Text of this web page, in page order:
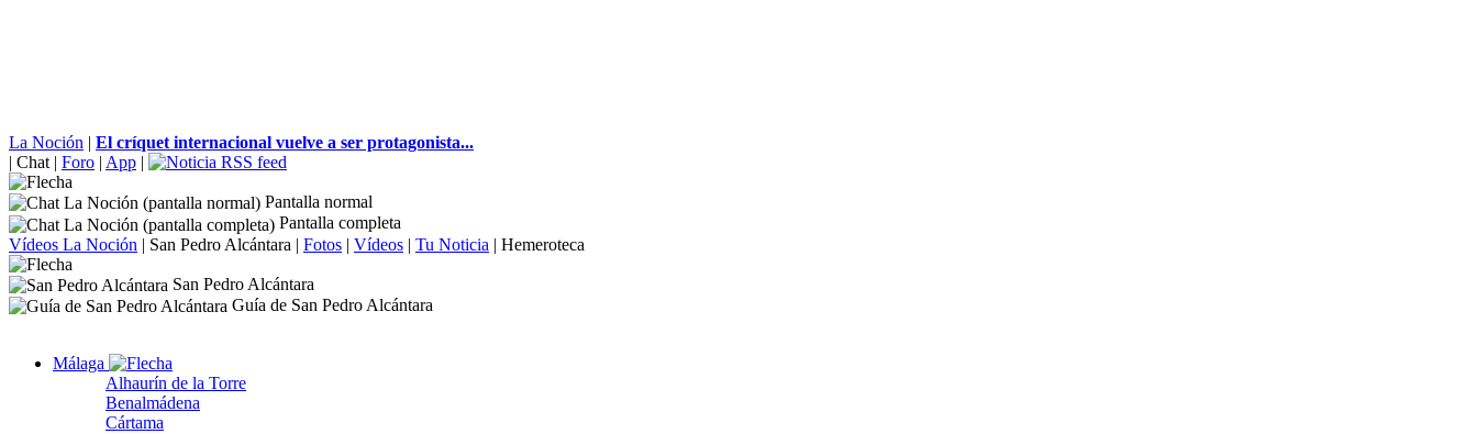
La Noción | El críquet internacional vuelve a ser protagonista...
| Chat | Foro | App |
Pantalla normal
Pantalla completa
Vídeos La Noción | San Pedro Alcántara | Fotos | Vídeos | Tu Noticia | Hemeroteca
San Pedro Alcántara
Guía de San Pedro Alcántara
Málaga
Alhaurín de la Torre
Benalmádena
Cártama